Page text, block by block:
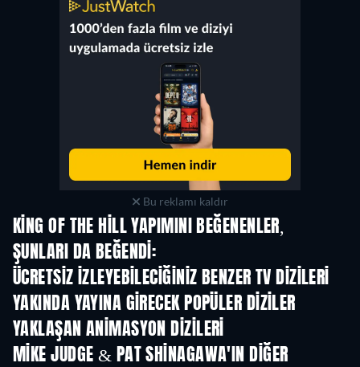
Bu reklamı kaldır
KING OF THE HILL YAPIMINI BEĞENENLER,
ŞUNLARI DA BEĞENDI:
TV
ÜCRETSIZ IZLEYEBILECIĞINIZ BENZER TV DIZILERI
TV
YAKINDA YAYINA GIRECEK POPÜLER DIZILER
TV TV
YAKLAŞAN ANIMASYON DIZILERI
Sezon 1 Sezon 1
MIKE JUDGE & PAT SHINAGAWA'IN DIĞER